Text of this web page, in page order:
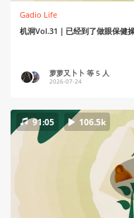
Gadio Life
机洞Vol.31｜已经到了做眼保健
萝萝又卜卜 等 5 人
2026-07-24
91:05 106.5k